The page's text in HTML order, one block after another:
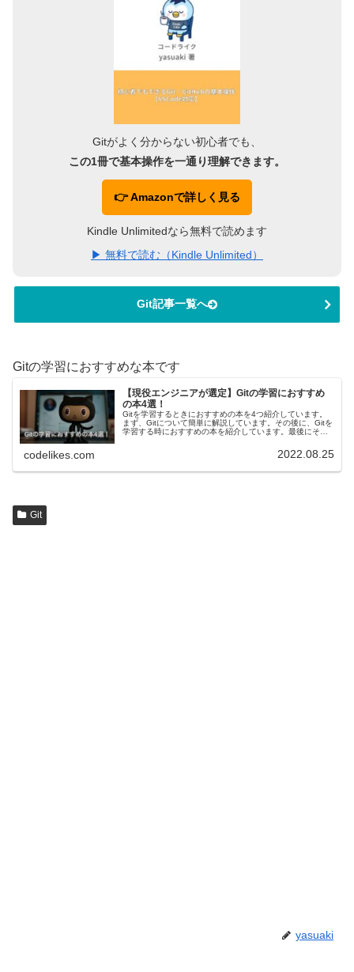
Gitがよく分からない初心者でも、
この1冊で基本操作を一通り理解できます。
👉 Amazonで詳しく見る
Kindle Unlimitedなら無料で読めます
▶ 無料で読む（Kindle Unlimited）
Git記事一覧へ
Gitの学習におすすめな本です
【現役エンジニアが選定】Gitの学習におすすめ
の本4選！
Gitを学習するときにおすすめの本を4つ紹介しています。
まず、Gitについて簡単に解説しています。その後に、Gitを
学習する時におすすめの本を紹介しています。最後にそれ
codelikes.com 2022.08.25
Git
yasuaki